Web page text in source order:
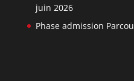
juin 2026
Phase admission